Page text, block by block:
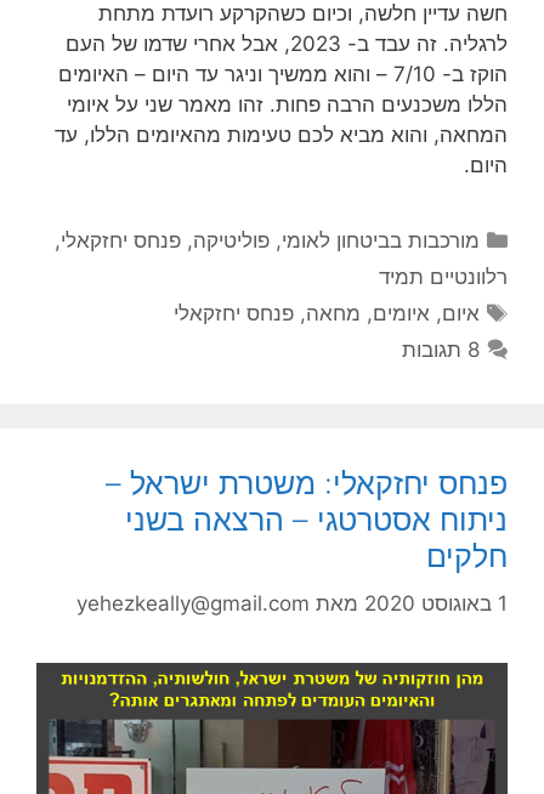
חשה עדיין חלשה, וכיום כשהקרקע רועדת מתחת
לרגליה. זה עבד ב- 2023, אבל אחרי שדמו של העם
הוקז ב- 7/10 – והוא ממשיך וניגר עד היום – האיומים
הללו משכנעים הרבה פחות. זהו מאמר שני על איומי
המחאה, והוא מביא לכם טעימות מהאיומים הללו, עד
היום.
קטגוריות
מורכבות בביטחון לאומי,פוליטיקה,פנחס יחזקאלי,
רלוונטיים תמיד
תגיות
איום, איומים, מחאה,פנחס יחזקאלי
8 תגובות
פנחס יחזקאלי: משטרת ישראל –
ניתוח אסטרטגי – הרצאה בשני
חלקים
1 באוגוסט 2020 מאת yehezkeally@gmail.com